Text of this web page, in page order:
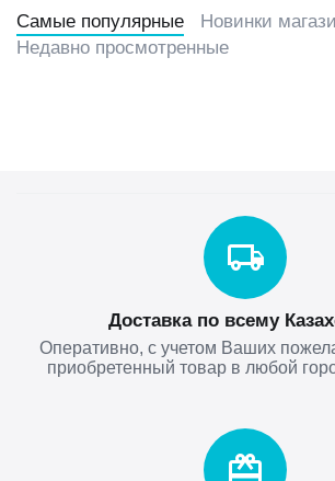
Самые популярные
Новинки
Недавно просмотренные
Доставка по всему
Оперативно, с учетом Ваших
приобретенный товар в любой